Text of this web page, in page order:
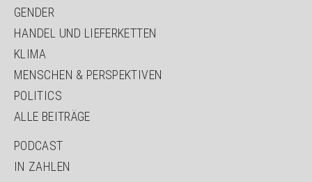
GENDER
HANDEL UND LIEFERKETTEN
KLIMA
MENSCHEN & PERSPEKTIVEN
POLITICS
ALLE BEITRÄGE
PODCAST
IN ZAHLEN